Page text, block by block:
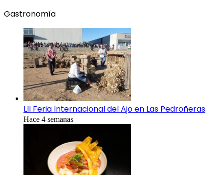
Gastronomía
LII Feria Internacional del Ajo en Las Pedroñeras
Hace 4 semanas